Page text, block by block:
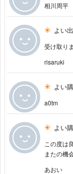
相川周平
よい
受け取り
risaruki
よい
a0tm
よい
この度は
またの機
あおい